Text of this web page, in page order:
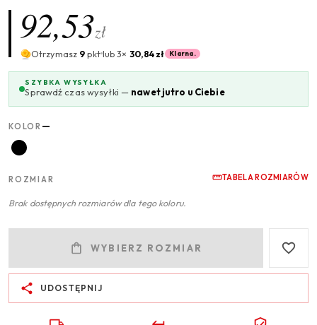
92,53zł
Otrzymasz 9pktlub 3× 30,84 zł Klarna.
SZYBKA WYSYŁKA
Sprawdź czas wysyłki — nawet jutro u Ciebie
KOLOR —
ROZMIAR TABELA ROZMIARÓW
Brak dostępnych rozmiarów dla tego koloru.
WYBIERZ ROZMIAR
UDOSTĘPNIJ